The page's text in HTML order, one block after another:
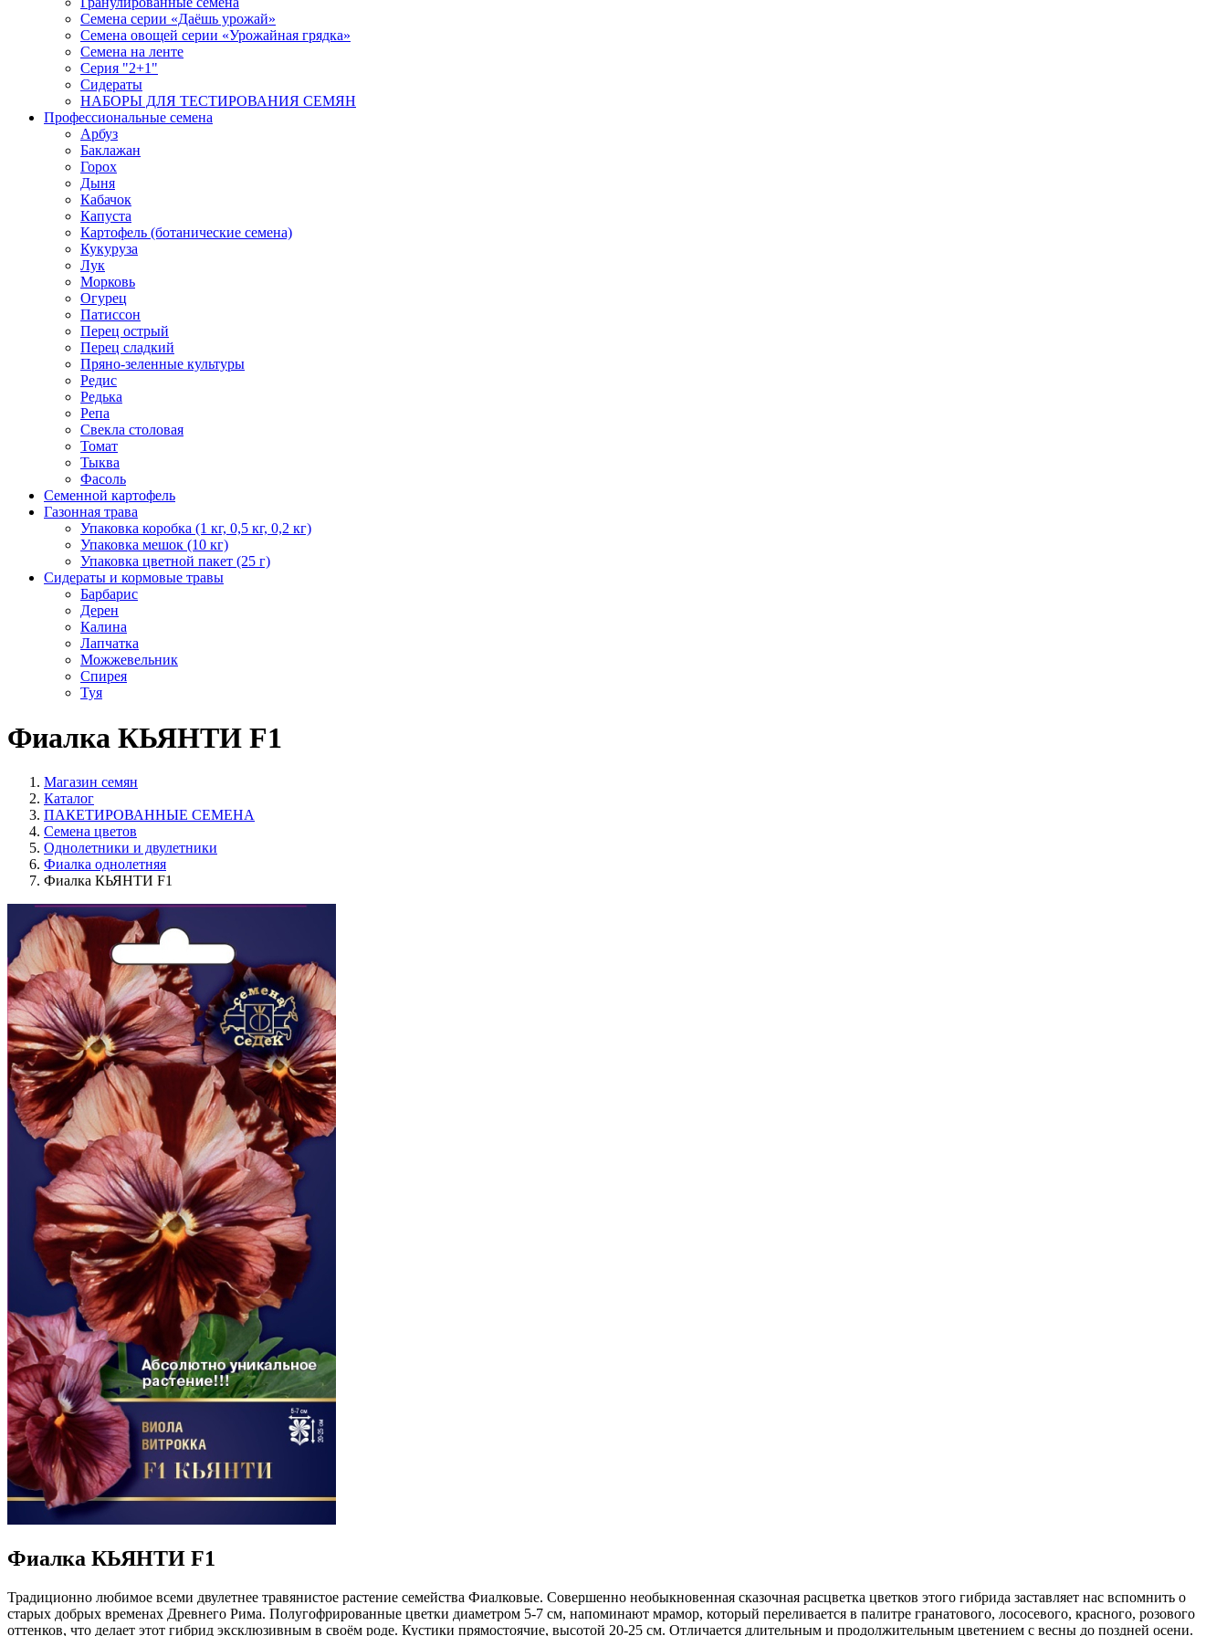
Семена серии «Даёшь урожай»
Семена овощей серии «Урожайная грядка»
Семена на ленте
Серия "2+1"
Сидераты
НАБОРЫ ДЛЯ ТЕСТИРОВАНИЯ СЕМЯН
Профессиональные семена
Арбуз
Баклажан
Горох
Дыня
Кабачок
Капуста
Картофель (ботанические семена)
Кукуруза
Лук
Морковь
Огурец
Патиссон
Перец острый
Перец сладкий
Пряно-зеленные культуры
Редис
Редька
Репа
Свекла столовая
Томат
Тыква
Фасоль
Семенной картофель
Газонная трава
Упаковка коробка (1 кг, 0,5 кг, 0,2 кг)
Упаковка мешок (10 кг)
Упаковка цветной пакет (25 г)
Сидераты и кормовые травы
Барбарис
Дерен
Калина
Лапчатка
Можжевельник
Спирея
Туя
Фиалка КЬЯНТИ F1
Магазин семян
Каталог
ПАКЕТИРОВАННЫЕ СЕМЕНА
Семена цветов
Однолетники и двулетники
Фиалка однолетняя
Фиалка КЬЯНТИ F1
Фиалка КЬЯНТИ F1
Традиционно любимое всеми двулетнее травянистое растение семейства Фиалковые. Совершенно необыкновенная сказочная расцветка цветков этого гибрида заставляет нас вспомнить о
старых добрых временах Древнего Рима. Полугофрированные цветки диаметром 5-7 см, напоминают мрамор, который переливается в палитре гранатового, лососевого, красного, розового
оттенков, что делает этот гибрид эксклюзивным в своём роде. Кустики прямостоячие, высотой 20-25 см. Отличается длительным и продолжительным цветением с весны до поздней осени.